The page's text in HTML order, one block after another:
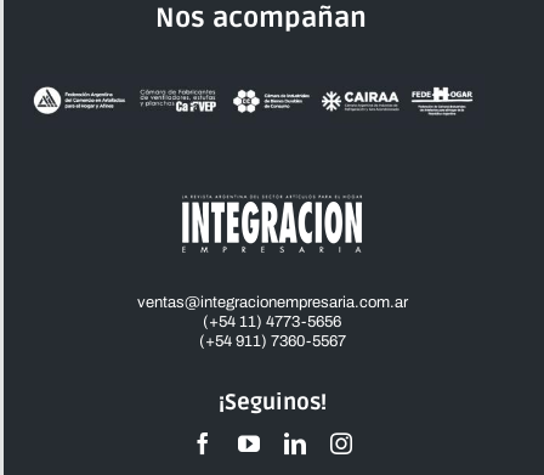
Nos acompañan
¡Seguinos!
ventas@integracionempresaria.com.ar
(+54 11) 4773-5656
(+54 911) 7360-5567